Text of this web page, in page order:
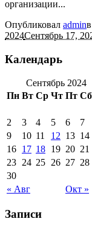
организации...
Опубликовал adminв
2024Сентябрь 17,
Календарь
Сентябрь 2024
Пн Вт Ср Чт Пт Сб
« Авг Окт »
2
3 4 5 6 7
9
10 11 12 13 14
16 17 18 19 20 21
23 24 25 26 27 28
30
Записи